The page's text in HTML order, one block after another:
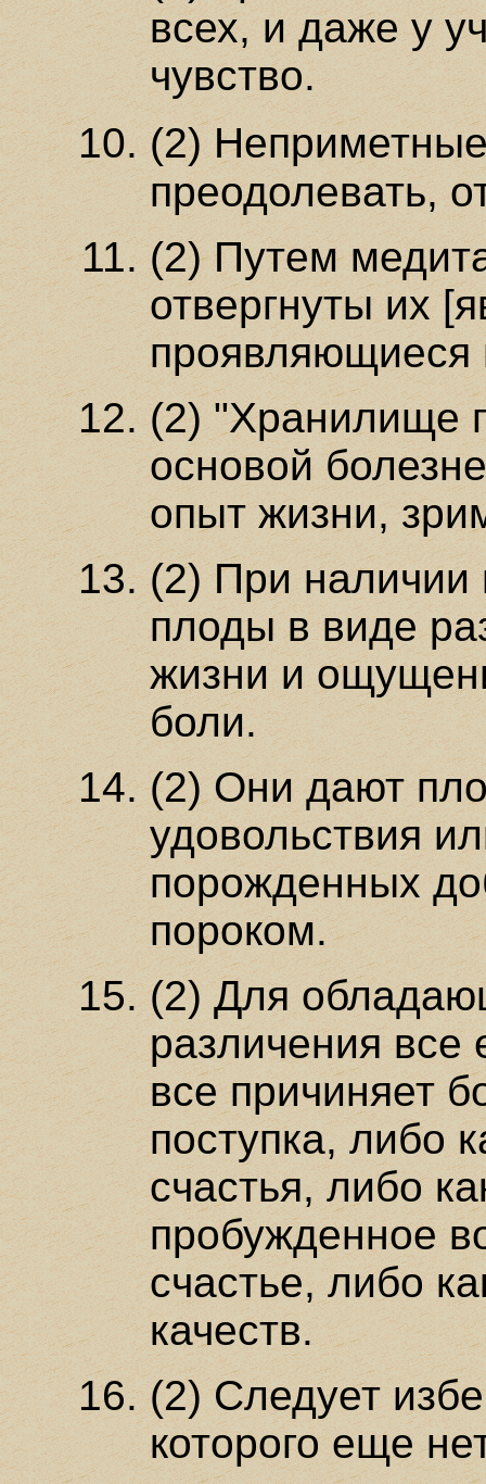
всех, и даже у
чувство.
(2)
преодолевать,
(2) Путем
отвергнуты их
(2) "Хранилище
основой
опыт жизни,
(2) При наличии
плоды в виде
жизни и
боли.
(2) Они дают
удовольствия
порожденных
пороком.
(2) Для
различения все
все причиняет
поступка, либо
счастья, либо
пробужденное
счастье, либо
качеств.
(2) Следует
которого еще